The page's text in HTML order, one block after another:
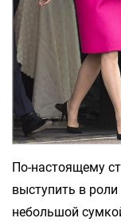
По-настоящему
выступить в
небольшой